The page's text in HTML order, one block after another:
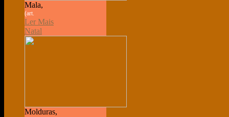
Mala,
(art.
Ler Mais
Natal
Molduras,